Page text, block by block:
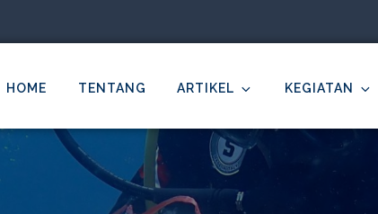
MDC Ilmu Kelautan Undip
HOME TENTANG ARTIKEL KEGIATAN